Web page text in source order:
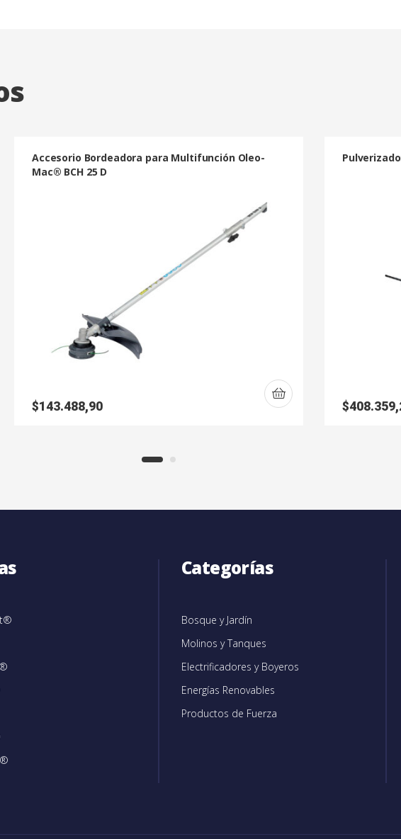
Accesorio Bordeadora para Multifunción Oleo-
Mac® BCH 25 D
$143.488,90 $
Categorías
Bosque y Jardín
Molinos y Tanques
Electrificadores y Boyeros
Energías Renovables
Productos de Fuerza